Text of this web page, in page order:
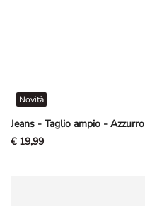
Jeans - Taglio ampio - Azzurro
Novità
€ 19,99